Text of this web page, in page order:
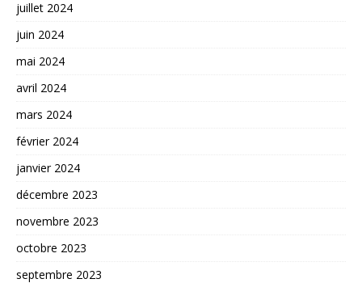
juillet 2024
juin 2024
mai 2024
avril 2024
mars 2024
février 2024
janvier 2024
décembre 2023
novembre 2023
octobre 2023
septembre 2023